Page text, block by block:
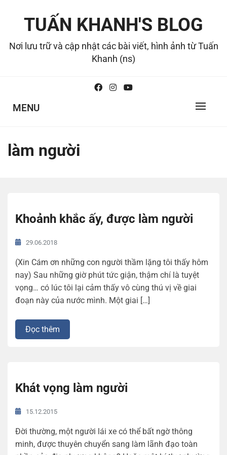
TUẤN KHANH'S BLOG
Nơi lưu trữ và cập nhật các bài viết, hình ảnh từ Tuấn
Khanh (ns)
MENU
làm người
Khoảnh khắc ấy, được làm người
29.06.2018
(Xin Cám ơn những con người thầm lặng tôi thấy hôm
nay) Sau những giờ phút tức giận, thậm chí là tuyệt
vọng… có lúc tôi lại cảm thấy vô cùng thú vị về giai
đoạn này của nước mình. Một giai […]
Đọc thêm
Khát vọng làm người
15.12.2015
Đời thường, một người lái xe có thể bất ngờ thông
minh, được thuyên chuyển sang làm lãnh đạo toàn